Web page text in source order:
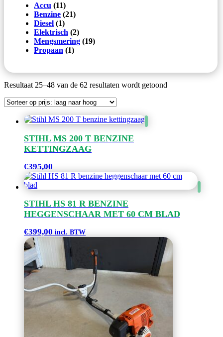
Accu (11)
Benzine (21)
Diesel (1)
Elektrisch (2)
Mengsmering (19)
Propaan (1)
Resultaat 25–48 van de 62 resultaten wordt getoond
STIHL MS 200 T BENZINE
KETTINGZAAG
€395,00
STIHL HS 81 R BENZINE
HEGGENSCHAAR MET 60 CM BLAD
€399,00 incl. BTW